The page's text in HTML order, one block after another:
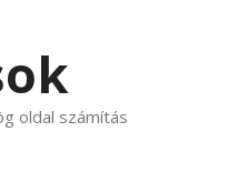
oldal számítás